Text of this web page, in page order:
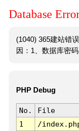
Database
(1040) 365建站错
因：1、数据库密
PHP Debug
No. File
1
/